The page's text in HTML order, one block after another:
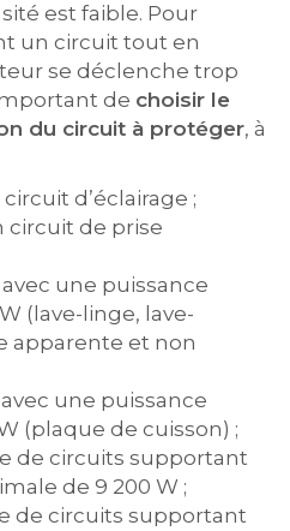
est faible. Pour
un circuit tout en
se déclenche trop
de choisir le
du circuit à protéger, à
d’éclairage ;
circuit de prise
une puissance
(lave-linge, lave-
apparente et non
une puissance
(plaque de cuisson) ;
de circuits supportant
de 9 200 W ;
de circuits supportant